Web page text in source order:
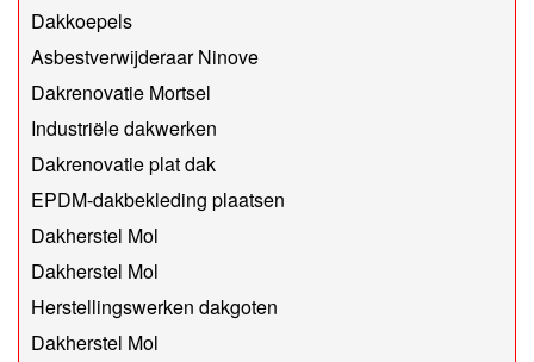
Dakkoepels
Asbestverwijderaar Ninove
Dakrenovatie Mortsel
Industriële dakwerken
Dakrenovatie plat dak
EPDM-dakbekleding plaatsen
Dakherstel Mol
Dakherstel Mol
Herstellingswerken dakgoten
Dakherstel Mol